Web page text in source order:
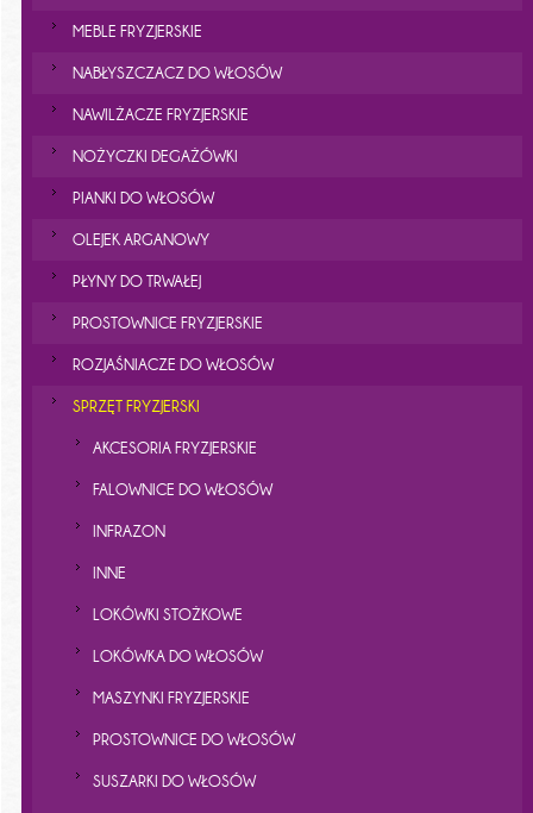
MEBLE FRYZJERSKIE
NABŁYSZCZACZ DO WŁOSÓW
NAWILŻACZE FRYZJERSKIE
NOŻYCZKI DEGAŻÓWKI
PIANKI DO WŁOSÓW
OLEJEK ARGANOWY
PŁYNY DO TRWAŁEJ
PROSTOWNICE FRYZJERSKIE
ROZJAŚNIACZE DO WŁOSÓW
SPRZĘT FRYZJERSKI
AKCESORIA FRYZJERSKIE
FALOWNICE DO WŁOSÓW
INFRAZON
INNE
LOKÓWKI STOŻKOWE
LOKÓWKA DO WŁOSÓW
MASZYNKI FRYZJERSKIE
PROSTOWNICE DO WŁOSÓW
SUSZARKI DO WŁOSÓW